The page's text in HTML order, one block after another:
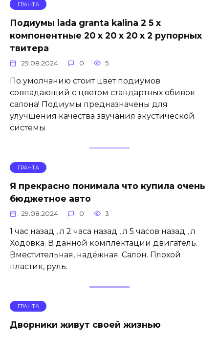
ГРАНТА
Подиумы lada granta kalina 2 5 х
компонентные 20 х 20 х 20 х 2 рупорных
твитера
29.08.2024 0 5
По умолчанию стоит цвет подиумов
совпадающий с цветом стандартных обивок
салона! Подиумы предназначены для
улучшения качества звучания акустической
системы
ГРАНТА
Я прекрасно понимала что купила очень
бюджетное авто
29.08.2024 0 3
1 час назад , л 2 часа назад , л 5 часов назад , л
Ходовка. В данной комплектации двигатель.
Вместительная, надёжная. Салон. Плохой
пластик, руль.
ГРАНТА
Дворники живут своей жизнью